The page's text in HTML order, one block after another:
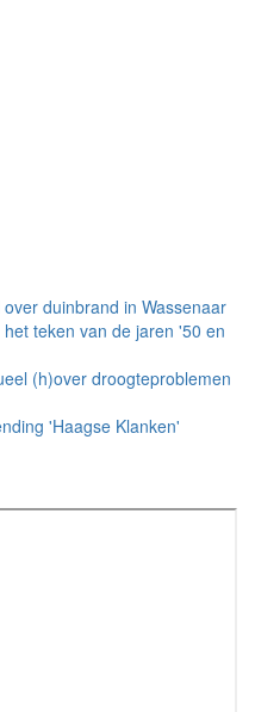
duinbrand in Wassenaar
teken van de jaren '50 en
(h)over droogteproblemen
'Haagse Klanken'